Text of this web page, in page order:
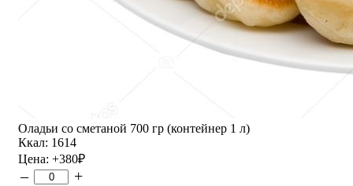
Оладьи со сметаной 700 гр (контейнер 1 л)
Ккал: 1614
Цена: +380₽
– +